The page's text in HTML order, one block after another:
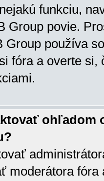
funkciu,
Group povie.
Group používa
fóra a overte
ohľadom
moderátora